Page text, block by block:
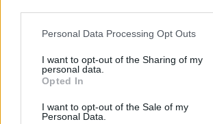
Please note that this website/app uses one
not limited to your visit or usage behaviour.
grant or deny consent to Google and its
use your data for below specified purposes
consent section.
Personal Data Processing Opt Outs
I want to opt-out of the Sharing of my
personal data.
Opted In
I want to opt-out of the Sale of my
Personal Data.
figyelemtől, még a görbe orr is, a
Fönn az orrtő körül kirajzolódik a
lottyadtak, mert az emberek érezve,